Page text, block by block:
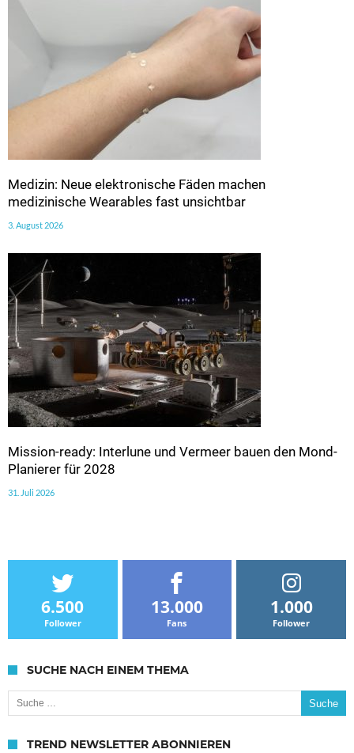
Medizin: Neue elektronische Fäden machen
medizinische Wearables fast unsichtbar
3. August 2026
Mission-ready: Interlune und Vermeer bauen den Mond-
Planierer für 2028
31. Juli 2026
6.500
Follower
13.000
Fans
1.000
Follower
SUCHE NACH EINEM THEMA
Suche nach:
TREND NEWSLETTER ABONNIEREN